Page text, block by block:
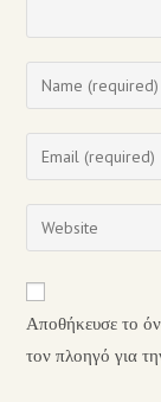
Αποθήκευσε το
τον πλοηγό για